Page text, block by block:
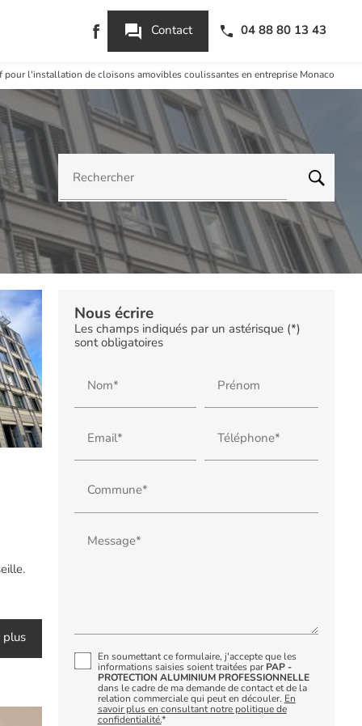
question_answer Contact 04 88 80 13 43
pour l'installation de cloisons amovibles coulissantes en entreprise Monaco
Rechercher
plus
Nous écrire
Les champs indiqués par un astérisque (*)
sont obligatoires
Nom* Prénom
Email* Téléphone*
Commune*
Message*
En soumettant ce formulaire, j'accepte que les
informations saisies soient traitées par PAP -
PROTECTION ALUMINIUM PROFESSIONNELLE
dans le cadre de ma demande de contact et de la
relation commerciale qui peut en découler. En
savoir plus en consultant notre politique de
confidentialité.*